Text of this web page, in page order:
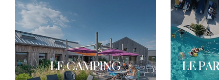
LE CAMPING LE